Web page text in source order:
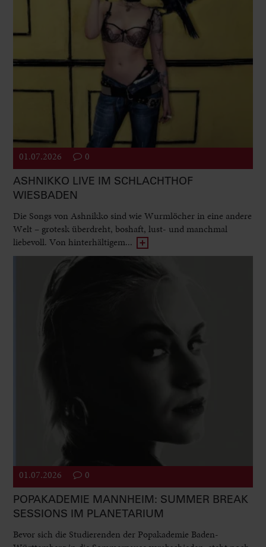
01.07.2026 0
ASHNIKKO LIVE IM SCHLACHTHOF
WIESBADEN
Die Songs von Ashnikko sind wie Wurmlöcher in eine andere
Welt – grotesk überdreht, boshaft, lust- und manchmal
liebevoll. Von hinterhältigem...
01.07.2026 0
POPAKADEMIE MANNHEIM: SUMMER BREAK
SESSIONS IM PLANETARIUM
Bevor sich die Studierenden der Popakademie Baden-